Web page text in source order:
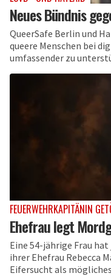
Neues Bündnis
QueerSafe Berlin und
queere Menschen bei
umfassender zu
FEUERWEHRKAPITÄNIN
Ehefrau legt
Eine 54-jährige Frau
ihrer Ehefrau Rebecca
Eifersucht als